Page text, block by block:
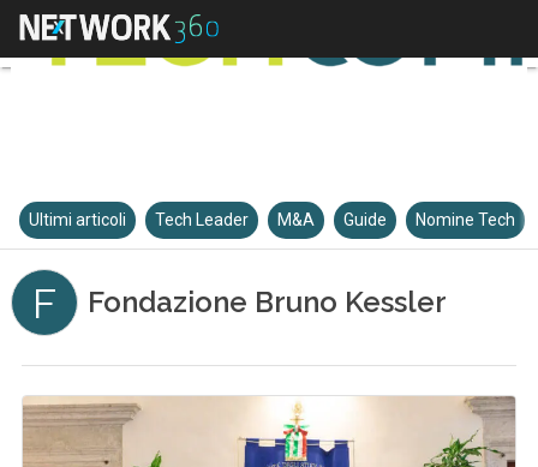
Ultimi articoli Tech Leader M&A Guide Nomine Tech
F Fondazione Bruno Kessler